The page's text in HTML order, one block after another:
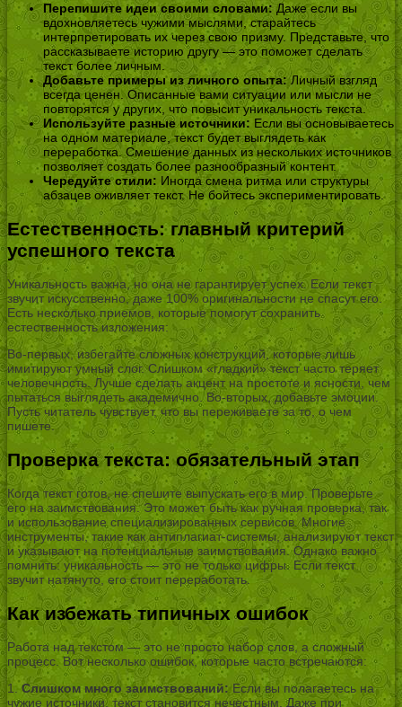
Перепишите идеи своими словами:Даже если вы
вдохновляетесь чужими мыслями, старайтесь
интерпретировать их через свою призму. Представьте, что
рассказываете историю другу — это поможет сделать
текст более личным.
Добавьте примеры из личного опыта:Личный взгляд
всегда ценен. Описанные вами ситуации или мысли не
повторятся у других, что повысит уникальность текста.
Используйте разные источники: Если вы основываетесь
на одном материале, текст будет выглядеть как
переработка. Смешение данных из нескольких источников
позволяет создать более разнообразный контент.
Чередуйте стили: Иногда смена ритма или структуры
абзацев оживляет текст. Не бойтесь экспериментировать.
Естественность: главный критерий
успешного текста
Уникальность важна, но она не гарантирует успех. Если текст
звучит искусственно, даже 100% оригинальности не спасут его.
Есть несколько приемов, которые помогут сохранить
естественность изложения:
Во-первых, избегайте сложных конструкций, которые лишь
имитируют умный слог. Слишком «гладкий» текст часто теряет
человечность. Лучше сделать акцент на простоте и ясности, чем
пытаться выглядеть академично. Во-вторых, добавьте эмоции.
Пусть читатель чувствует, что вы переживаете за то, о чем
пишете.
Проверка текста: обязательный этап
Когда текст готов, не спешите выпускать его в мир. Проверьте
его на заимствования. Это может быть как ручная проверка, так
и использование специализированных сервисов. Многие
инструменты, такие как антиплагиат-системы, анализируют текст
и указывают на потенциальные заимствования. Однако важно
помнить: уникальность — это не только цифры. Если текст
звучит натянуто, его стоит переработать.
Как избежать типичных ошибок
Работа над текстом — это не просто набор слов, а сложный
процесс. Вот несколько ошибок, которые часто встречаются:
1.Слишком много заимствований: Если вы полагаетесь на
чужие источники, текст становится нечестным. Даже при